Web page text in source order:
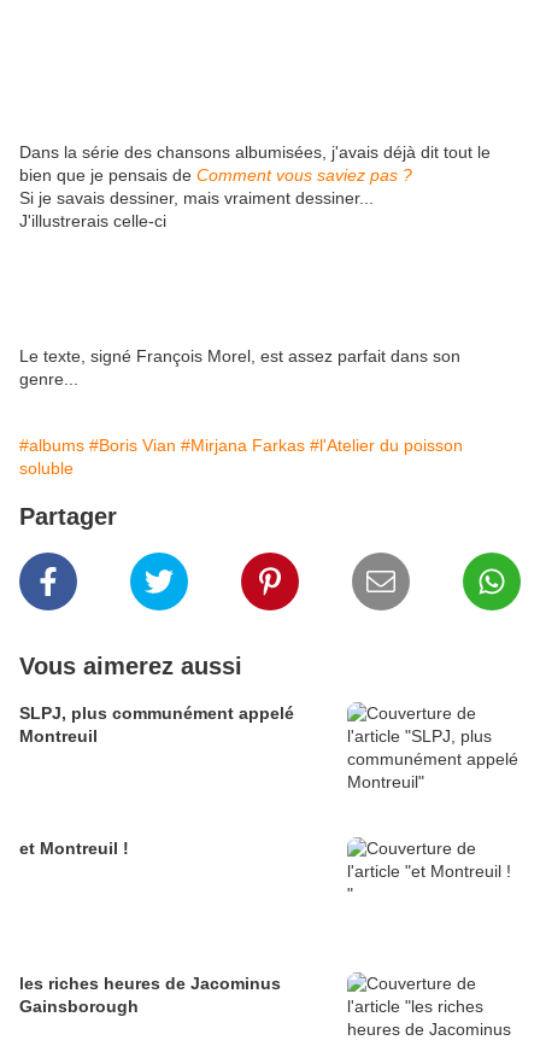
Dans la série des chansons albumisées, j'avais déjà dit tout le
bien que je pensais de Comment vous saviez pas ?
Si je savais dessiner, mais vraiment dessiner...
J'illustrerais celle-ci
Le texte, signé François Morel, est assez parfait dans son
genre...
#albums #Boris Vian #Mirjana Farkas #l'Atelier du poisson
soluble
Partager
Vous aimerez aussi
SLPJ, plus communément appelé
Montreuil
et Montreuil !
les riches heures de Jacominus
Gainsborough